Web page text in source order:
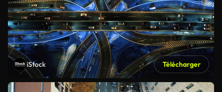
iStock Télécharger